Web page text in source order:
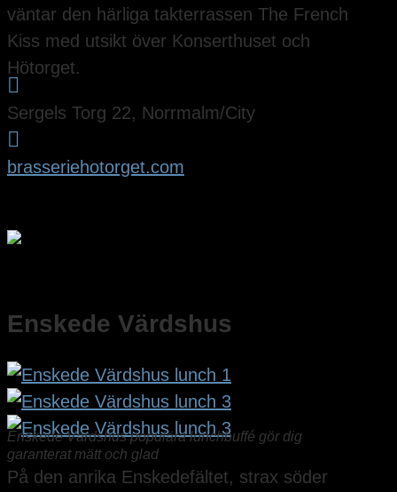
väntar den härliga takterrassen The French
Kiss med utsikt över Konserthuset och
Hötorget.

Sergels Torg 22, Norrmalm/City

brasseriehotorget.com
Enskede Värdshus
Enskede Värdshus populära lunchbuffé gör dig
garanterat mätt och glad
På den anrika Enskedefältet, strax söder